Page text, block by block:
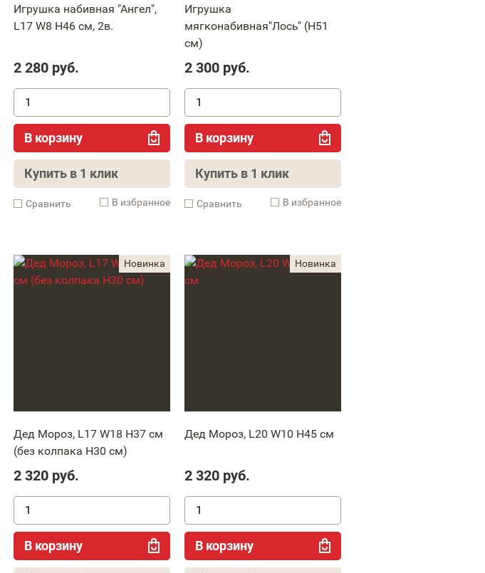
Игрушка набивная "Ангел",
L17 W8 H46 см, 2в.
2 280руб.
В корзину
Купить в 1 клик
Cравнить В избранное
Игрушка
мягконабивная"Лось" (H51
cм)
2 300руб.
В корзину
Купить в 1 клик
Cравнить В избранное
Дед Мороз, L17 W18 H37 см
(без колпака Н30 см)
2 320руб.
В корзину
Дед Мороз, L20 W10 H45 см
2 320руб.
В корзину